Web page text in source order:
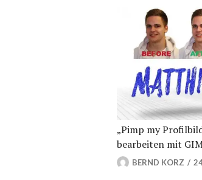
„Pimp my
bearbeiten mit
BERND KORZ